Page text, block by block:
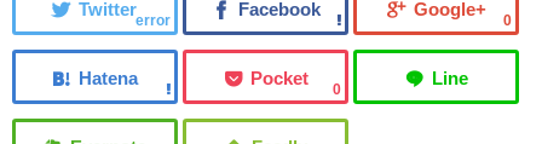
error 0
0